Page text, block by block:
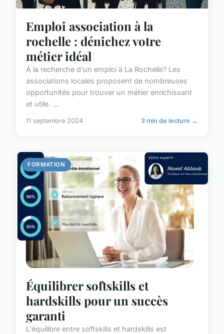
Emploi association à la
rochelle : dénichez votre
métier idéal
À la recherche d'un emploi à La Rochelle? Les
associations locales proposent de nombreuses
opportunités pour trouver un métier enrichissant
et utile. ...
11 septembre 2024 3 min de lecture →
FORMATION
Équilibrer softskills et
hardskills pour un succès
garanti
L'équilibre entre softskills et hardskills est